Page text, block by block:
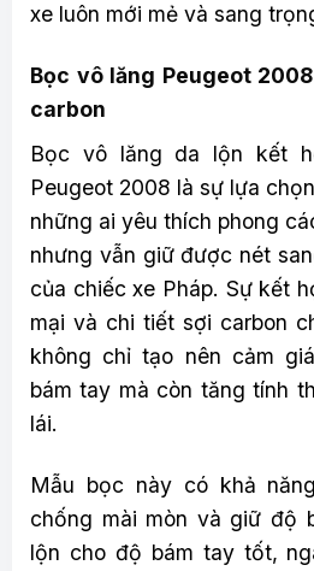
xe luôn mới mẻ và sang
Bọc vô lăng Peugeot
carbon
Bọc vô lăng da lộn kết
Peugeot 2008 là sự lựa
những ai yêu thích phong
nhưng vẫn giữ được nét
của chiếc xe Pháp. Sự kết
mại và chi tiết sợi carbon
không chỉ tạo nên cảm
bám tay mà còn tăng tính
lái.
Mẫu bọc này có khả
chống mài mòn và giữ độ
lộn cho độ bám tay tốt,